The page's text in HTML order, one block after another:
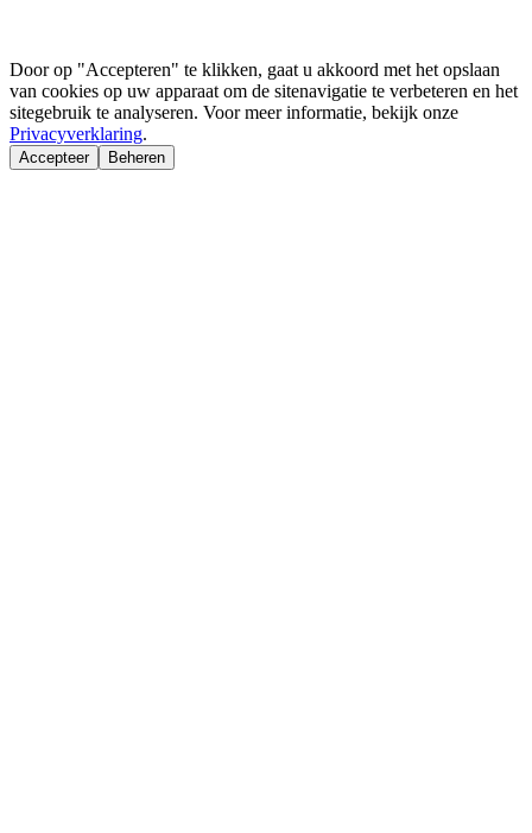
Door op "Accepteren" te klikken, gaat u akkoord met het opslaan
van cookies op uw apparaat om de sitenavigatie te verbeteren en het
sitegebruik te analyseren. Voor meer informatie, bekijk onze
Privacyverklaring.
Accepteer Beheren